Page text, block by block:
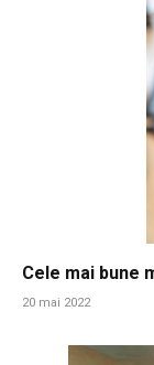
Cele mai bune
20 mai 2022